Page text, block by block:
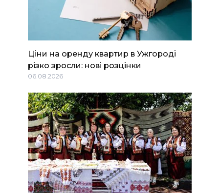
Ціни на оренду квартир в Ужгороді
різко зросли: нові розцінки
06.08.2026